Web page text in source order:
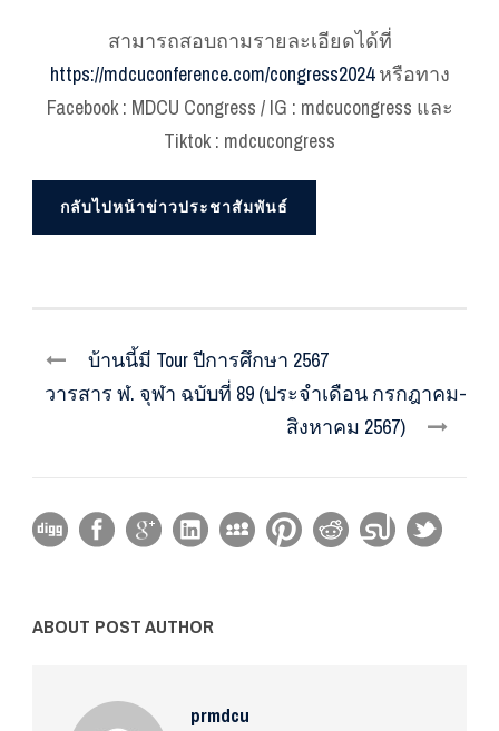
สามารถสอบถามรายละเอียดได้ที่
https://mdcuconference.com/congress2024หรือทาง
Facebook : MDCU Congress / IG : mdcucongress และ
Tiktok : mdcucongress
กลับไปหน้าข่าวประชาสัมพันธ์
บ้านนี้มี Tour ปีการศึกษา 2567
วารสาร ฬ. จุฬา ฉบับที่ 89 (ประจำเดือน กรกฎาคม-
สิงหาคม 2567)
ABOUT POST AUTHOR
prmdcu